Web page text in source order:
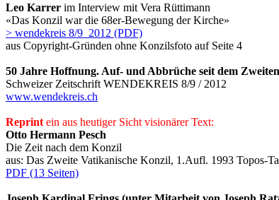
Leo Karrer im Interview mit Vera Rüttimann
«Das Konzil war die 68er-Bewegung der Kirche»
> wendekreis 8/9 2012 (PDF)
aus Copyright-Gründen ohne Konzilsfoto auf Seite 4
50 Jahre Hoffnung. Auf- und Abbrüche seit dem
Schweizer Zeitschrift WENDEKREIS 8/9 / 2012
www.wendekreis.ch
Reprint ein aus heutiger Sicht visionärer Text:
Otto Hermann Pesch
Die Zeit nach dem Konzil
aus: Das Zweite Vatikanische Konzil, 1.Aufl. 1993 Topos-
PDF (13 Seiten)